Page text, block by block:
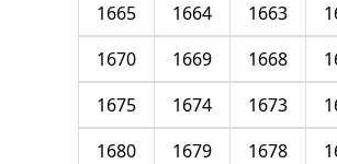
1663
1664
1665
1668
1669
1670
1673
1674
1675
1678
1679
1680